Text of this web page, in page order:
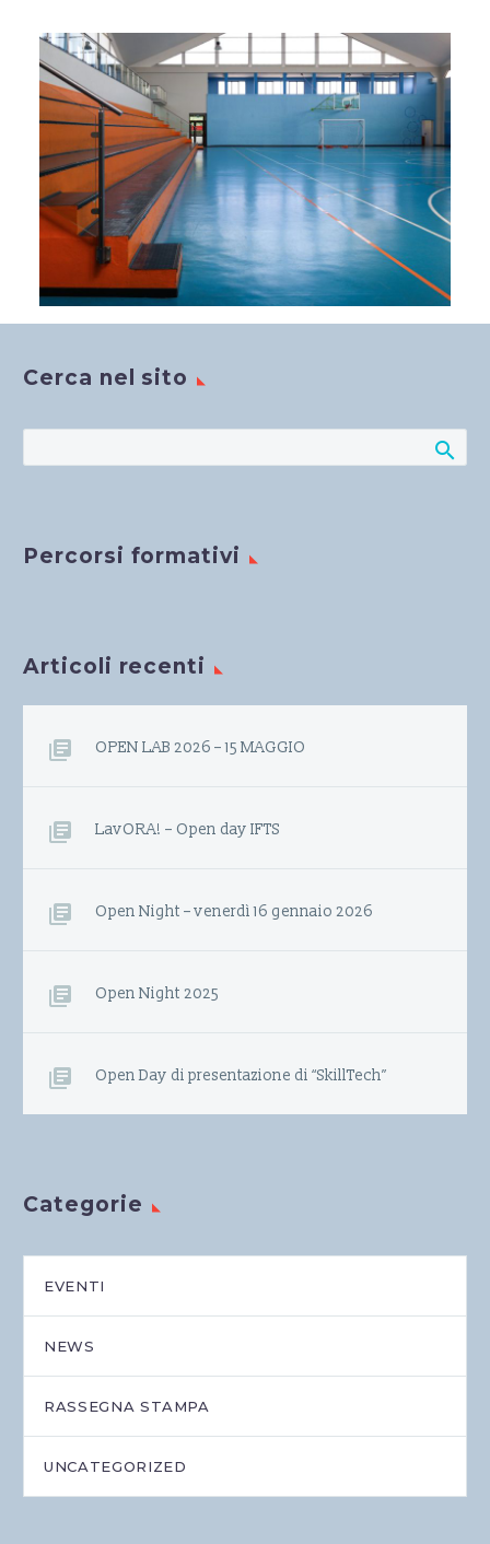
Cerca nel sito
Percorsi formativi
Articoli recenti
OPEN LAB 2026 – 15 MAGGIO
LavORA! – Open day IFTS
Open Night – venerdì 16 gennaio 2026
Open Night 2025
Open Day di presentazione di “SkillTech”
Categorie
EVENTI
NEWS
RASSEGNA STAMPA
UNCATEGORIZED